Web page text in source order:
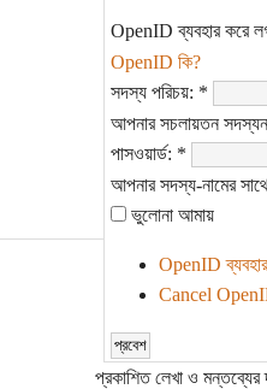
OpenID ব্যবহার করে
OpenID কি?
সদস্য পরিচয়: *
আপনার সচলায়তন
পাসওয়ার্ড: *
আপনার সদস্য-নামের
ভুলোনা আমায়
OpenID
Cancel
প্রকাশিত লেখা ও মন্তব্যের